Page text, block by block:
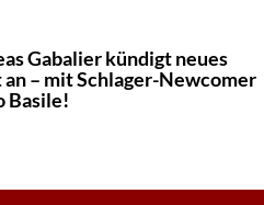
Gabalier kündigt neues
– mit Schlager-Newcomer
Basile!